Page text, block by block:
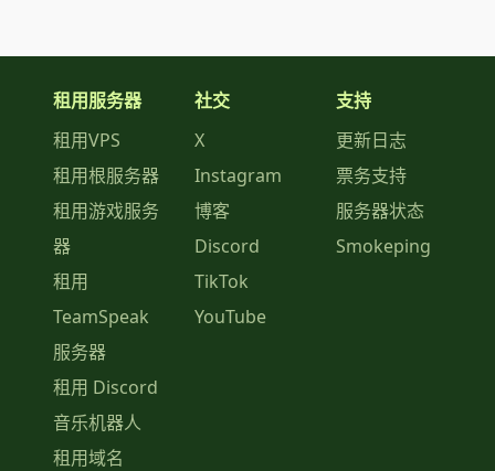
租用服务器
租用VPS
租用根服务器
租用游戏服务
器
租用
TeamSpeak
服务器
租用 Discord
音乐机器人
租用域名
社交
X
Instagram
博客
Discord
TikTok
YouTube
支持
更新日志
票务支持
服务器状态
Smokeping